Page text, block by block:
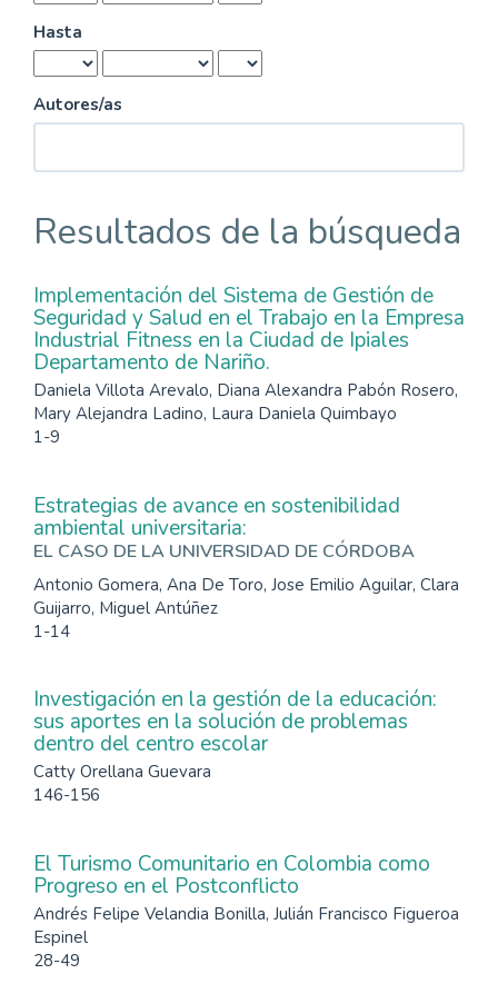
Hasta
Autores/as
Resultados de la búsqueda
Implementación del Sistema de Gestión de
Seguridad y Salud en el Trabajo en la Empresa
Industrial Fitness en la Ciudad de Ipiales
Departamento de Nariño.
Daniela Villota Arevalo, Diana Alexandra Pabón Rosero,
Mary Alejandra Ladino, Laura Daniela Quimbayo
1-9
Estrategias de avance en sostenibilidad
ambiental universitaria:
EL CASO DE LA UNIVERSIDAD DE CÓRDOBA
Antonio Gomera, Ana De Toro, Jose Emilio Aguilar, Clara
Guijarro, Miguel Antúñez
1-14
Investigación en la gestión de la educación:
sus aportes en la solución de problemas
dentro del centro escolar
Catty Orellana Guevara
146-156
El Turismo Comunitario en Colombia como
Progreso en el Postconflicto
Andrés Felipe Velandia Bonilla, Julián Francisco Figueroa
Espinel
28-49